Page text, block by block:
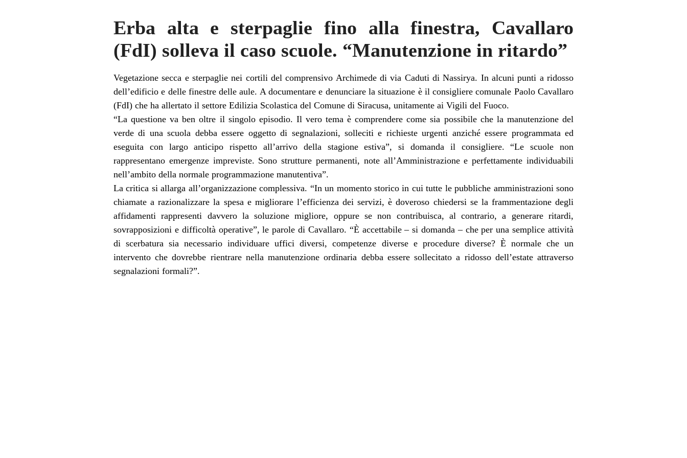
Erba alta e sterpaglie fino alla finestra, Cavallaro
(FdI) solleva il caso scuole. “Manutenzione in ritardo”
Vegetazione secca e sterpaglie nei cortili del comprensivo Archimede di via Caduti di Nassirya. In alcuni punti a ridosso
dell’edificio e delle finestre delle aule. A documentare e denunciare la situazione è il consigliere comunale Paolo Cavallaro
(FdI) che ha allertato il settore Edilizia Scolastica del Comune di Siracusa, unitamente ai Vigili del Fuoco.
“La questione va ben oltre il singolo episodio. Il vero tema è comprendere come sia possibile che la manutenzione del
verde di una scuola debba essere oggetto di segnalazioni, solleciti e richieste urgenti anziché essere programmata ed
eseguita con largo anticipo rispetto all’arrivo della stagione estiva”, si domanda il consigliere. “Le scuole non
rappresentano emergenze impreviste. Sono strutture permanenti, note all’Amministrazione e perfettamente individuabili
nell’ambito della normale programmazione manutentiva”.
La critica si allarga all’organizzazione complessiva. “In un momento storico in cui tutte le pubbliche amministrazioni sono
chiamate a razionalizzare la spesa e migliorare l’efficienza dei servizi, è doveroso chiedersi se la frammentazione degli
affidamenti rappresenti davvero la soluzione migliore, oppure se non contribuisca, al contrario, a generare ritardi,
sovrapposizioni e difficoltà operative”, le parole di Cavallaro. “È accettabile – si domanda – che per una semplice attività
di scerbatura sia necessario individuare uffici diversi, competenze diverse e procedure diverse? È normale che un
intervento che dovrebbe rientrare nella manutenzione ordinaria debba essere sollecitato a ridosso dell’estate attraverso
segnalazioni formali?”.